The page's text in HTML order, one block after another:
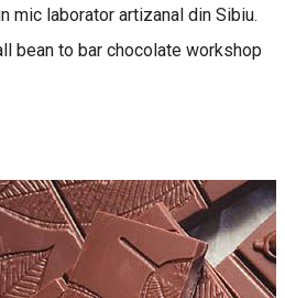
mic laborator artizanal din Sibiu.
bean to bar chocolate workshop